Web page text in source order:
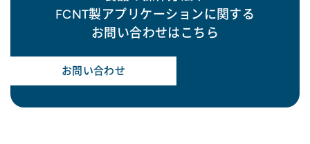
FCNT製アプリケーションに関する
お問い合わせはこちら
お問い合わせ